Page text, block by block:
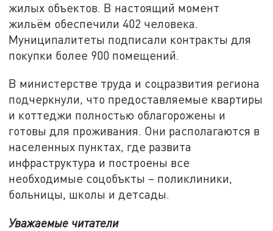
жилых объектов. В настоящий момент
жильём обеспечили 402 человека.
Муниципалитеты подписали контракты для
покупки более 900 помещений.
В министерстве труда и соцразвития региона
подчеркнули, что предоставляемые квартиры
и коттеджи полностью облагорожены и
готовы для проживания. Они располагаются в
населенных пунктах, где развита
инфраструктура и построены все
необходимые соцобъкты – поликлиники,
больницы, школы и детсады.
Уважаемые читатели